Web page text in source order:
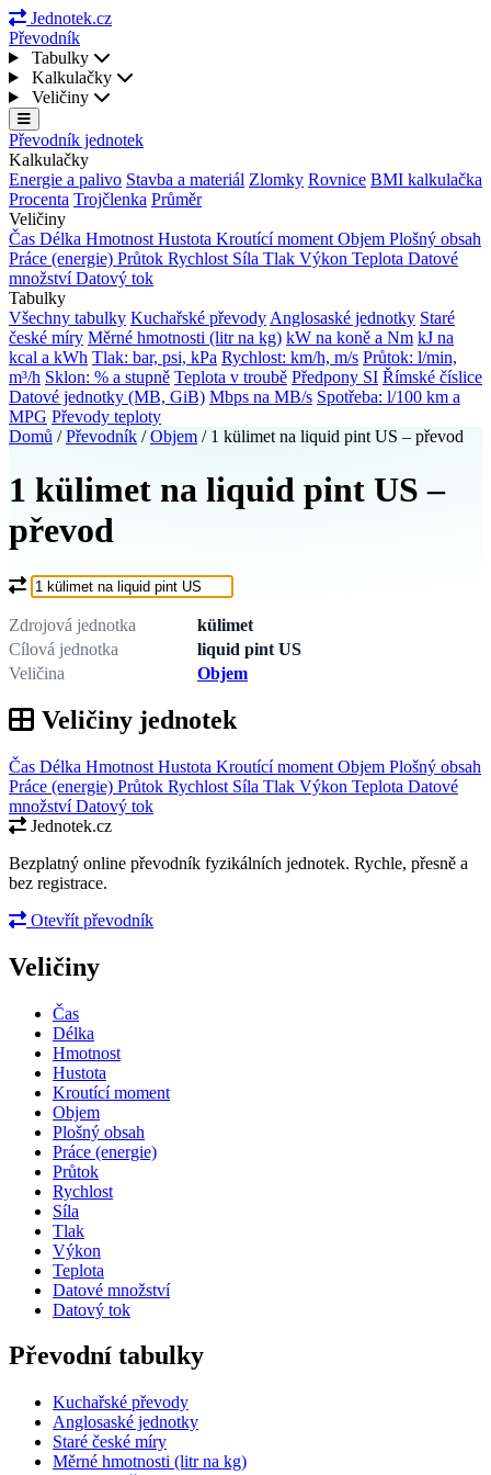
Jednotek.cz
Převodník
Tabulky
Kalkulačky
Veličiny
Převodník jednotek
Kalkulačky
Energie a palivo Stavba a materiál Zlomky Rovnice BMI kalkulačka
Procenta Trojčlenka Průměr
Veličiny
Čas Délka Hmotnost Hustota Kroutící moment Objem Plošný obsah
Práce (energie) Průtok Rychlost Síla Tlak Výkon Teplota Datové
množstvíDatový tok
Tabulky
Všechny tabulky Kuchařské převody Anglosaské jednotky Staré
české míry Měrné hmotnosti (litr na kg) kW na koně a Nm kJ na
kcal a kWh Tlak: bar, psi, kPa Rychlost: km/h, m/s Průtok: l/min,
m³/h Sklon: % a stupně Teplota v troubě Předpony SI Římské číslice
Datové jednotky (MB, GiB) Mbps na MB/s Spotřeba: l/100 km a
MPG Převody teploty
Domů / Převodník / Objem / 1 külimet na liquid pint US – převod
1 külimet na liquid pint US –
převod
Co chcete převést?
Zdrojová jednotka
külimet
Cílová jednotka
liquid pint US
Veličina
Objem
Veličiny jednotek
Čas Délka Hmotnost Hustota Kroutící moment Objem Plošný obsah
Práce (energie) Průtok Rychlost Síla Tlak Výkon Teplota Datové
množstvíDatový tok
Jednotek.cz
Bezplatný online převodník fyzikálních jednotek. Rychle, přesně a
bez registrace.
Otevřít převodník
Veličiny
Čas
Délka
Hmotnost
Hustota
Kroutící moment
Objem
Plošný obsah
Práce (energie)
Průtok
Rychlost
Síla
Tlak
Výkon
Teplota
Datové množství
Datový tok
Převodní tabulky
Kuchařské převody
Anglosaské jednotky
Staré české míry
Měrné hmotnosti (litr na kg)